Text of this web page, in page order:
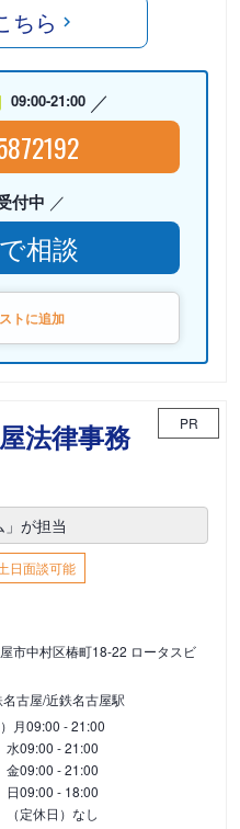
ちら
09:00-21:00
付中
相談
トに追加
法律事務
PR
が担当
日面談可能
市中村区椿町18-22 ロータスビ
古屋/近鉄名古屋駅
月09:00 - 21:00
水09:00 - 21:00
金09:00 - 21:00
日09:00 - 18:00
（定休日）なし